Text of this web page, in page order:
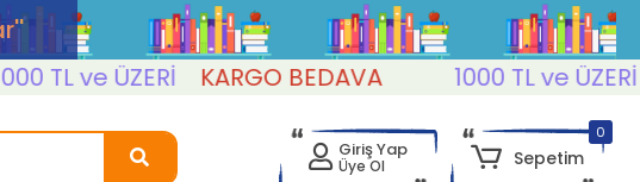
ve ÜZERİ KARGO BEDAVA 1000 TL ve ÜZERİ
Giriş Yap
Üye Ol
0
Sepetim